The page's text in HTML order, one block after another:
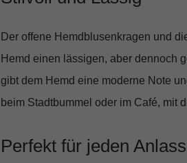
Der offene Hemdblusenkragen und
Hemd einen lässigen, aber dennoch
gibt dem Hemd eine moderne Note
beim Stadtbummel oder im Café, mit
Perfekt für jeden Anlass